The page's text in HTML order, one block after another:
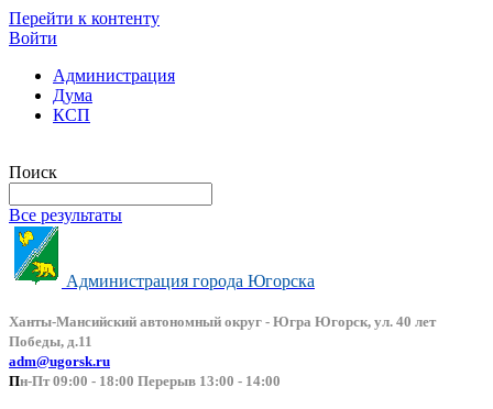
Перейти к контенту
Войти
Администрация
Дума
КСП
Поиск
Все результаты
Администрация города Югорска
Ханты-Мансийский автономный округ - Югра Югорск, ул. 40 лет
Победы, д.11
adm@ugorsk.ru
Пн-Пт 09:00 - 18:00 Перерыв 13:00 - 14:00